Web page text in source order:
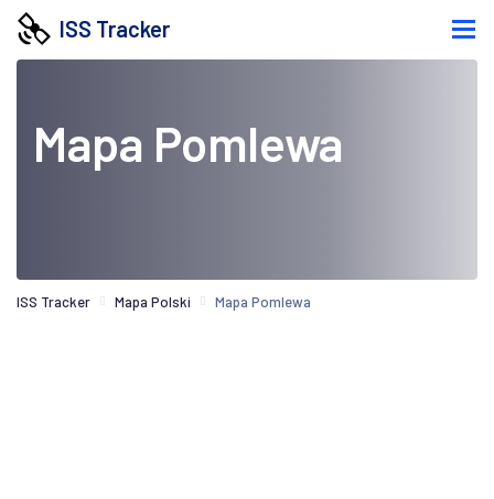
ISS Tracker
Mapa Pomlewa
ISS Tracker Mapa Polski Mapa Pomlewa